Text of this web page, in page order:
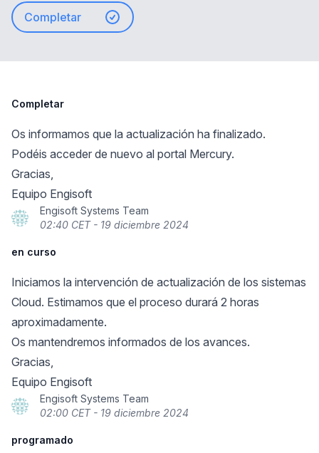
Completar
Completar
Os informamos que la actualización ha finalizado.
Podéis acceder de nuevo al portal Mercury.
Gracias,
Equipo Engisoft
Engisoft Systems Team
02:40 CET - 19 diciembre 2024
en curso
Iniciamos la intervención de actualización de los sistemas
Cloud. Estimamos que el proceso durará 2 horas
aproximadamente.
Os mantendremos informados de los avances.
Gracias,
Equipo Engisoft
Engisoft Systems Team
02:00 CET - 19 diciembre 2024
programado